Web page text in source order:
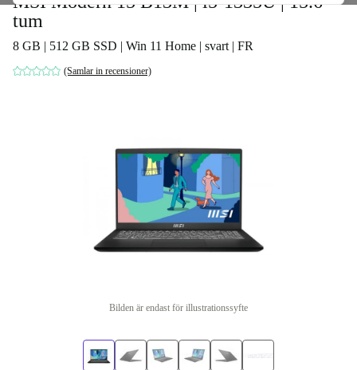
tum
8 GB | 512 GB SSD | Win 11 Home | svart | FR
(Samlar in recensioner)
Bilden är endast för illustrationssyfte